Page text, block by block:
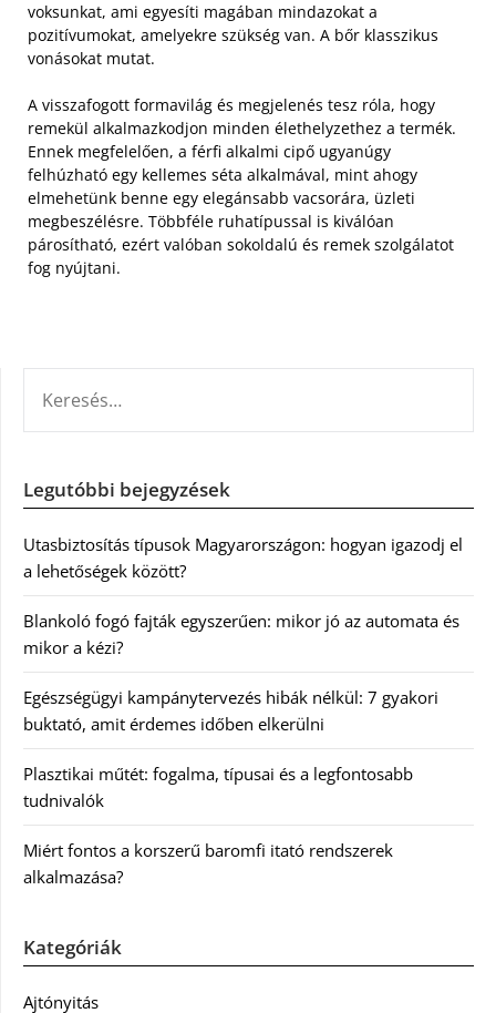
voksunkat, ami egyesíti magában mindazokat a
pozitívumokat, amelyekre szükség van. A bőr klasszikus
vonásokat mutat.
A visszafogott formavilág és megjelenés tesz róla, hogy
remekül alkalmazkodjon minden élethelyzethez a termék.
Ennek megfelelően, a férfi alkalmi cipő ugyanúgy
felhúzható egy kellemes séta alkalmával, mint ahogy
elmehetünk benne egy elegánsabb vacsorára, üzleti
megbeszélésre. Többféle ruhatípussal is kiválóan
párosítható, ezért valóban sokoldalú és remek szolgálatot
fog nyújtani.
Legutóbbi bejegyzések
Utasbiztosítás típusok Magyarországon: hogyan igazodj el
a lehetőségek között?
Blankoló fogó fajták egyszerűen: mikor jó az automata és
mikor a kézi?
Egészségügyi kampánytervezés hibák nélkül: 7 gyakori
buktató, amit érdemes időben elkerülni
Plasztikai műtét: fogalma, típusai és a legfontosabb
tudnivalók
Miért fontos a korszerű baromfi itató rendszerek
alkalmazása?
Kategóriák
Ajtónyitás